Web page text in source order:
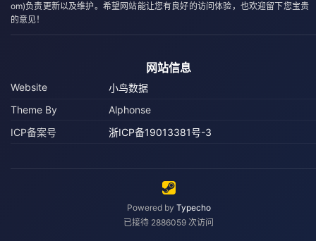
om)负责更新以及维护。希望网站能让您有良好的访问体验，也欢迎留下您宝贵
的意见！
网站信息
Website
小鸟数据
Theme By
Alphonse
ICP备案号
浙ICP备19013381号-3
Powered by Typecho
已接待 2886059 次访问